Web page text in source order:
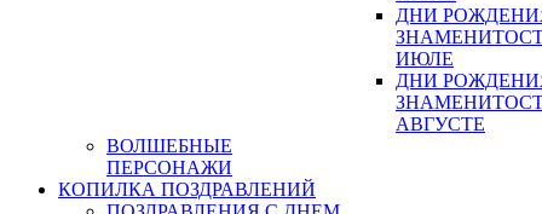
ДНИ
ИЮЛЕ
ДНИ
АВГУСТЕ
ВОЛШЕБНЫЕ
ПЕРСОНАЖИ
КОПИЛКА ПОЗДРАВЛЕНИЙ